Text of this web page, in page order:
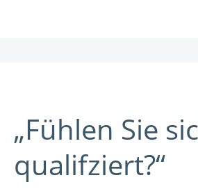
„Fühlen Sie
qualifziert?“